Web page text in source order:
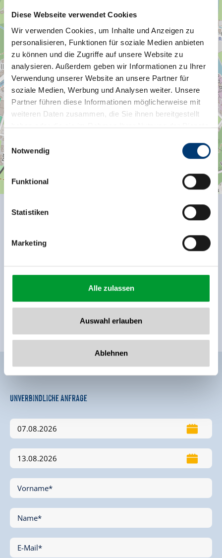
Diese Webseite verwendet Cookies
Wir verwenden Cookies, um Inhalte und Anzeigen zu
personalisieren, Funktionen für soziale Medien anbieten
zu können und die Zugriffe auf unsere Website zu
analysieren. Außerdem geben wir Informationen zu Ihrer
Verwendung unserer Website an unsere Partner für
soziale Medien, Werbung und Analysen weiter. Unsere
Partner führen diese Informationen möglicherweise mit
weiteren Daten zusammen, die Sie ihnen bereitgestellt
haben oder die sie im Rahmen Ihrer Nutzung der Dienste
Rohr 23// A-6280 Zell am Ziller
www.zillertalarena.com
Einwilligungsauswahl
Notwendig
Funktional
Statistiken
Marketing
Alle zulassen
Auswahl erlauben
Ablehnen
Stöcklergasse 13
6280 Zell am Ziller
Route planen
OpenStreetMapcontributors
🜉WLAN
Ruhige Lage Direkt an der Loipe
Direkt an der Skibushaltestelle Zentrale Lage
Unverbindliche Anfrage
Vorname*
Name*
E-Mail*